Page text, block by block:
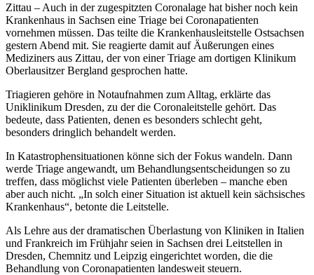
Zittau – Auch in der zugespitzten Coronalage hat bisher noch kein
Krankenhaus in Sachsen eine Triage bei Coronapatienten
vornehmen müssen. Das teilte die Krankenhausleitstelle Ostsachsen
gestern Abend mit. Sie reagierte damit auf Äußerungen eines
Mediziners aus Zittau, der von einer Triage am dortigen Klinikum
Oberlausitzer Bergland gesprochen hatte.
Triagieren gehöre in Notaufnahmen zum Alltag, erklärte das
Uniklinikum Dresden, zu der die Corona­leit­stelle gehört. Das
bedeute, dass Patienten, denen es besonders schlecht geht,
besonders dringlich be­han­­delt werden.
In Katastrophensituationen könne sich der Fokus wandeln. Dann
werde Triage angewandt, um Behand­lungsentscheidungen so zu
treffen, dass möglichst viele Patienten überleben – manche eben
aber auch nicht. „In solch einer Situation ist aktuell kein sächsisches
Krankenhaus“, betonte die Leitstelle.
Als Lehre aus der dramatischen Überlastung von Kliniken in Italien
und Frankreich im Frühjahr seien in Sachsen drei Leitstellen in
Dresden, Chemnitz und Leipzig eingerichtet worden, die die
Behandlung von Coronapatienten landesweit steuern.